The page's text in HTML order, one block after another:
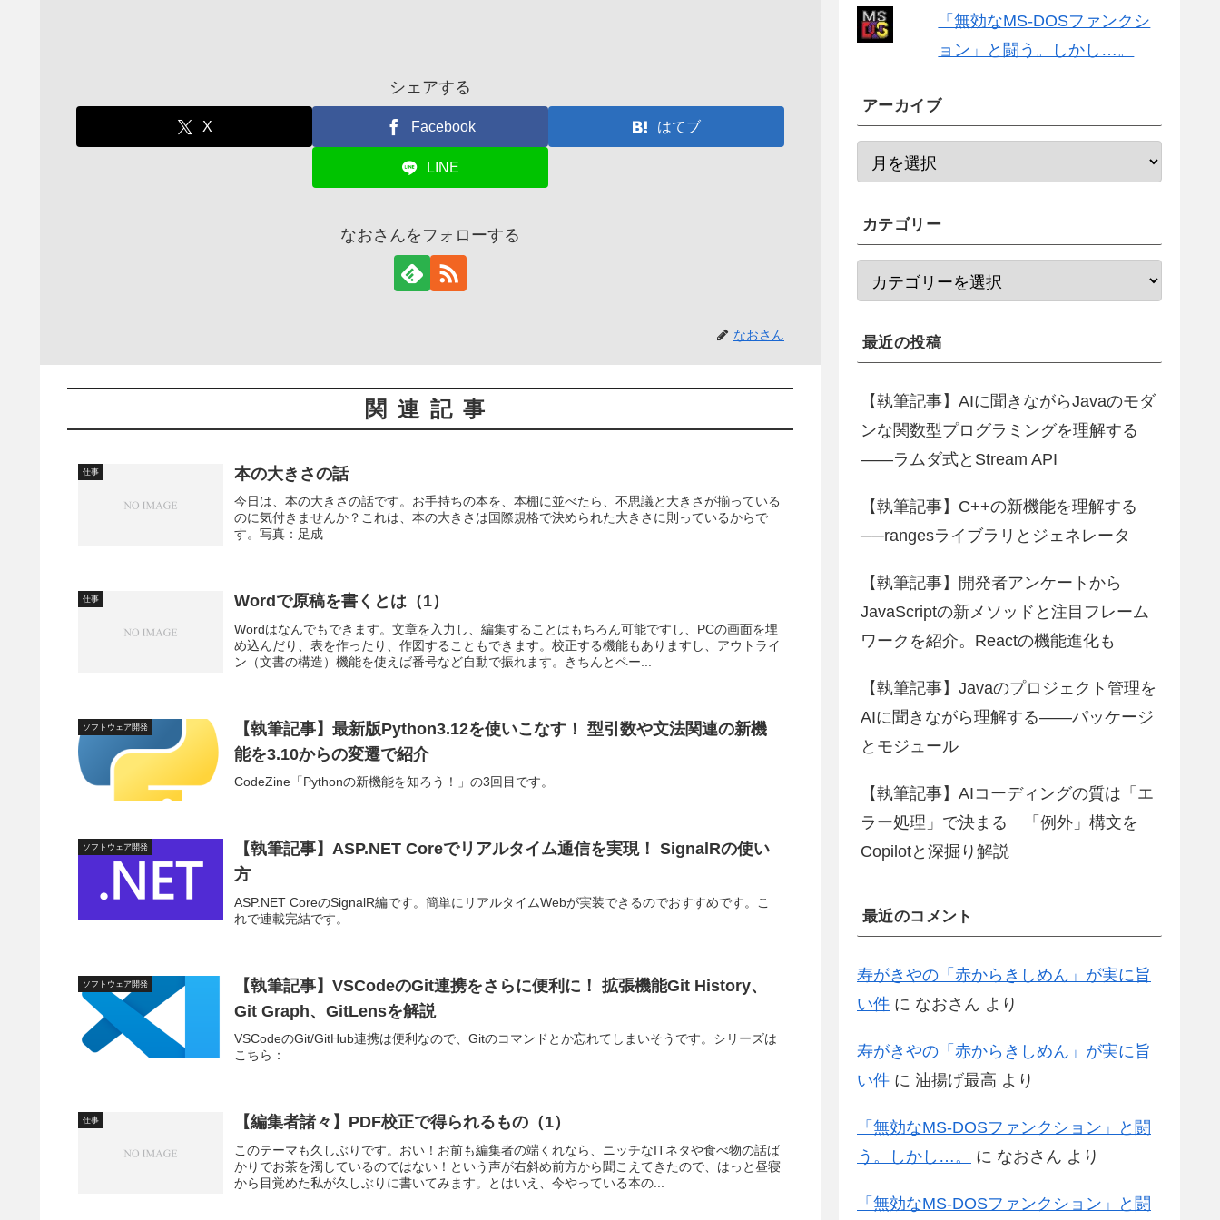
シェアする
X Facebook はてブ
LINE
なおさんをフォローする
なおさん
関連記事
仕事 本の大きさの話
今日は、本の大きさの話です。お手持ちの本を、本棚に並べたら、不思議と大きさが揃っている
のに気付きませんか？これは、本の大きさは国際規格で決められた大きさに則っているからで
す。写真：足成
仕事 Wordで原稿を書くとは（1）
Wordはなんでもできます。文章を入力し、編集することはもちろん可能ですし、PCの画面を埋
め込んだり、表を作ったり、作図することもできます。校正する機能もありますし、アウトライ
ン（文書の構造）機能を使えば番号など自動で振れます。きちんとペー...
ソフトウェア開発
【執筆記事】最新版Python3.12を使いこなす！ 型引数や文法関連の新機
能を3.10からの変遷で紹介
CodeZine「Pythonの新機能を知ろう！」の3回目です。
ソフトウェア開発
【執筆記事】ASP.NET Coreでリアルタイム通信を実現！ SignalRの使い
方
ASP.NET CoreのSignalR編です。簡単にリアルタイムWebが実装できるのでおすすめです。こ
れで連載完結です。
ソフトウェア開発
【執筆記事】VSCodeのGit連携をさらに便利に！ 拡張機能Git History、
Git Graph、GitLensを解説
VSCodeのGit/GitHub連携は便利なので、Gitのコマンドとか忘れてしまいそうです。シリーズは
こちら：
仕事 【編集者諸々】PDF校正で得られるもの（1）
このテーマも久しぶりです。おい！お前も編集者の端くれなら、ニッチなITネタや食べ物の話ば
かりでお茶を濁しているのではない！という声が右斜め前方から聞こえてきたので、はっと昼寝
から目覚めた私が久しぶりに書いてみます。とはいえ、今やっている本の...
「無効なMS-DOSファンクシ
ョン」と闘う。しかし…。
アーカイブ
カテゴリー
最近の投稿
【執筆記事】AIに聞きながらJavaのモダ
ンな関数型プログラミングを理解する
――ラムダ式とStream API
【執筆記事】C++の新機能を理解する
──rangesライブラリとジェネレータ
【執筆記事】開発者アンケートから
JavaScriptの新メソッドと注目フレーム
ワークを紹介。Reactの機能進化も
【執筆記事】Javaのプロジェクト管理を
AIに聞きながら理解する――パッケージ
とモジュール
【執筆記事】AIコーディングの質は「エ
ラー処理」で決まる 「例外」構文を
Copilotと深掘り解説
最近のコメント
寿がきやの「赤からきしめん」が実に旨
い件 に なおさん より
寿がきやの「赤からきしめん」が実に旨
い件 に 油揚げ最高 より
「無効なMS-DOSファンクション」と闘
う。しかし…。
に なおさん より
「無効なMS-DOSファンクション」と闘